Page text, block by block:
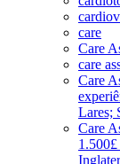
care
Care
care
Care
Lares;
Care